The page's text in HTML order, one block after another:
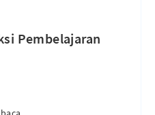
Pembelajaran